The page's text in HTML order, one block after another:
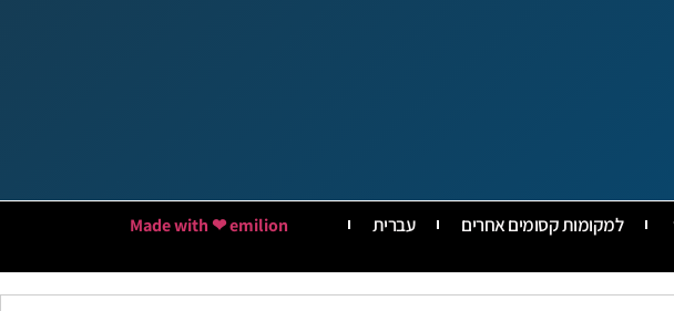
למקומות קסומים אחרים
עברית
Made with ❤ emilion